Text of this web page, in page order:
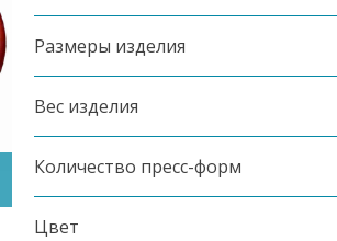
Размеры изделия
Вес изделия
Количество пресс-форм
Цвет